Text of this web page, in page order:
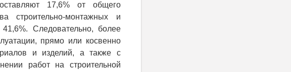
17,6% от общего
строительно-монтажных и
Следовательно, более
прямо или косвенно
и изделий, а также с
работ на строительной